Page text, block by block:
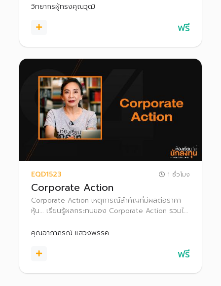
ตนเอง ไปจนถึงขั้นตอนการซื้อขายหุ้น เพื่อเริ่มต้น
วิทยากรผู้ทรงคุณวุฒิ
ฟรี
EQD1523 1 ชั่วโมง
Corporate Action
Corporate Action เหตุการณ์สำคัญที่มีผลต่อราคา
หุ้น... เรียนรู้ผลกระทบของ Corporate Action รวมไป
ตัดสินใจลงทุนได้อย่างเหมาะสม
คุณอาภาภรณ์ แสวงพรรค
ฟรี